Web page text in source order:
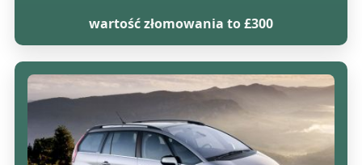
wartość złomowania to £300